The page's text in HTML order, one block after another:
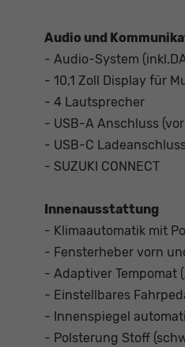
Audio und
- Audio-System
- 10,1 Zoll Display für
- 4 Lautsprecher
- USB-A Anschluss
- USB-C
- SUZUKI CONNECT
Innenausstattung
- Klimaautomatik mit
- Fensterheber vorn
- Adaptiver Tempomat
- Einstellbares
- Innenspiegel
- Polsterung Stoff